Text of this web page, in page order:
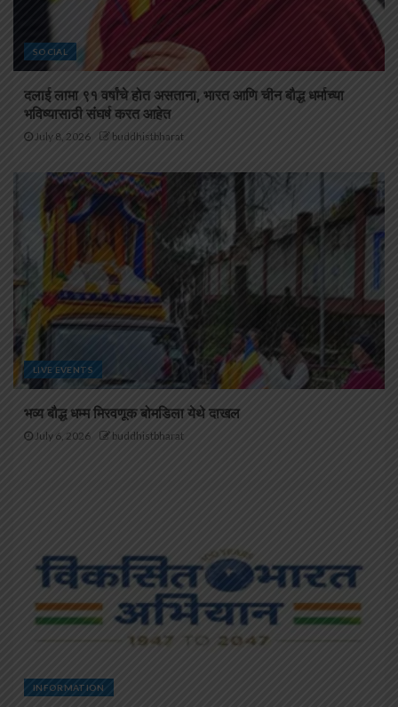
SOCIAL
दलाई लामा ९१ वर्षांचे होत असताना, भारत आणि चीन बौद्ध धर्माच्या
भविष्यासाठी संघर्ष करत आहेत
July 8, 2026 buddhistbharat
LIVE EVENTS
भव्य बौद्ध धम्म मिरवणूक बोमडिला येथे दाखल
July 6, 2026 buddhistbharat
INFORMATION